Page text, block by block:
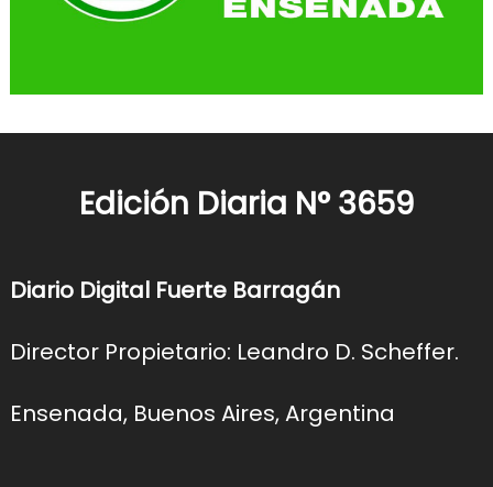
Edición Diaria N° 3659
Diario Digital Fuerte Barragán
Director Propietario: Leandro D. Scheffer.
Ensenada, Buenos Aires, Argentina